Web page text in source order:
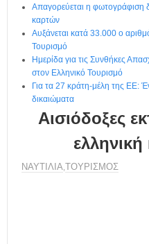
Απαγορεύεται η φωτογράφιση
καρτών
Αυξάνεται κατά 33.000 ο
Τουρισμό
Ημερίδα για τις Συνθήκες
στον Ελληνικό Τουρισμό
Για τα 27 κράτη-μέλη της ΕΕ:
δικαιώματα
Αισιόδοξες
ΝΑΥΤΙΛΙΑ,ΤΟΥΡΙΣΜΟΣ